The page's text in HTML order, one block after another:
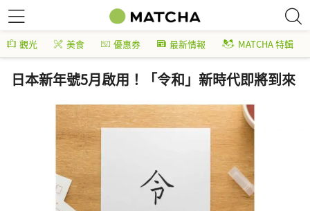
觀光 美食 優惠券 最新情報 MATCHA 特輯
日本新年號5月啟用！「令和」新時代即將到來